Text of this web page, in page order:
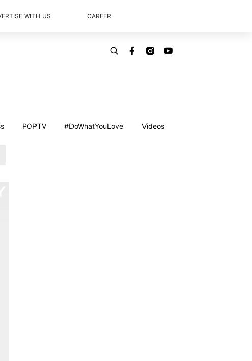
WITH US CAREER
POPTV #DoWhatYouLove Videos